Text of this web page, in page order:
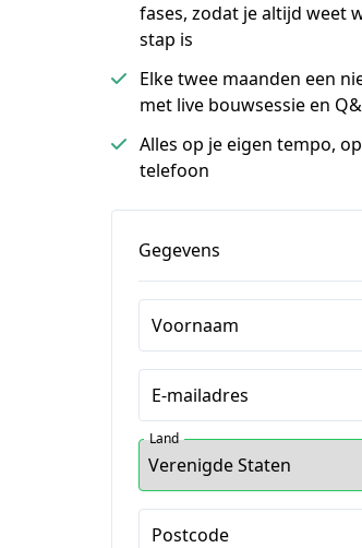
fases, zodat je altijd weet
stap is
Elke twee maanden een
met live bouwsessie en
Alles op je eigen tempo,
telefoon
Gegevens
Voornaam
E-mailadres
Land
Postcode